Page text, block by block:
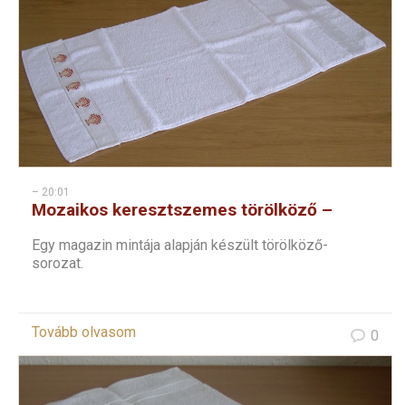
– 20:01
Mozaikos keresztszemes törölköző –
Egy magazin mintája alapján készült törölköző-
sorozat.
Tovább olvasom 0